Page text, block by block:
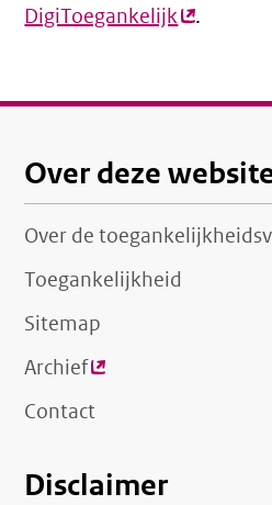
DigiToegankelijk(externe
.
Over deze
Over de
Toegankelijkheid
Sitemap
Archief(externe
link)
Contact
Disclaimer